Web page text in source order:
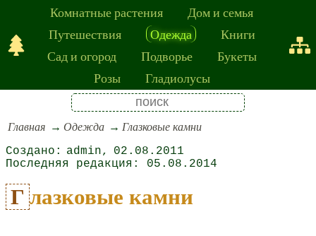
Комнатные растения
Дом и семья
Путешествия
Одежда
Книги
Сад и огород
Подворье
Букеты
Розы
Гладиолусы
Главная Одежда Глазковые камни
admin
02.08.2011
05.08.2014
Глазковые камни